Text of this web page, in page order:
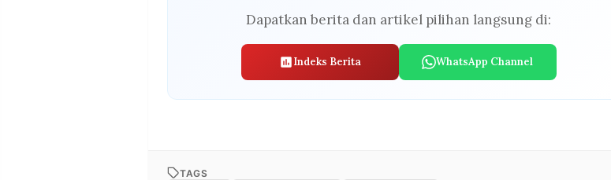
Dapatkan berita dan artikel pilihan langsung di:
Indeks Berita WhatsApp Channel
TAGS